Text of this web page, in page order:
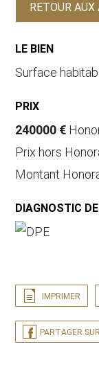
RETOUR AUX
LE BIEN
Surface
PRIX
240000 €
Prix hors
Montant
DIAGNOSTIC
IMPRIMER
PARTAGER